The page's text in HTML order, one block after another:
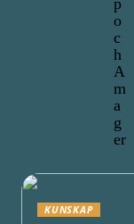
p
o
c
h
A
m
a
g
er
KUNSKAP